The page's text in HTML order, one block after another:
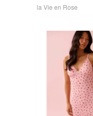
la Vie en Rose